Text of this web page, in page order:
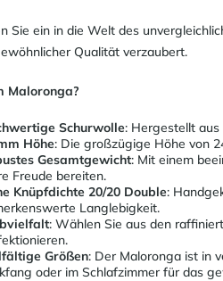
Sie ein in die Welt des
Qualität verzaubert.
Maloronga?
Schurwolle: Hergestellt
Höhe: Die großzügige Höhe von
Gesamtgewicht: Mit einem
Freude bereiten.
Knüpfdichte 20/20 Double:
Langlebigkeit.
: Wählen Sie aus den
Größen: Der Maloronga ist in
oder im Schlafzimmer für das